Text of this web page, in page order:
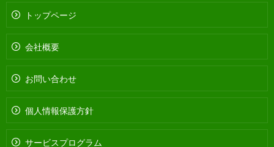
トップページ
会社概要
お問い合わせ
個人情報保護方針
サービスプログラム